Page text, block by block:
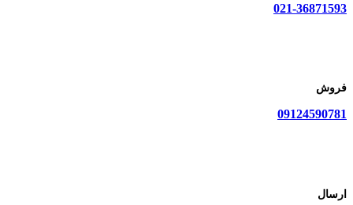
021-36871593
فروش
09124590781
ارسال